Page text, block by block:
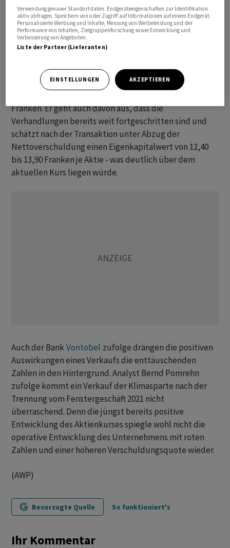
Allerdings plantArboniaden Verkauf der Klimasparte.
ZKB-Experte Martin Hüsler legt in der Beurteilung denn
auch seinen Fokus auf den anstehenden Verkauf der
zu einem möglichen Angebotspreis, angesichts der
Bewertung anderer Transaktionen im Sektor schätzt er
Franken. Er geht auch davon aus, dass die
Verhandlungen bereits weit fortgeschritten sind und
schätzt nach der Transaktion unter Abzug der
Nettoverschuldung einen Eigenkapitalwert von 12,40
bis 13,90 Franken je Aktie - was deutlich über dem
aktuellen Kurs liegen würde.
Auch der BankVontobel zufolge drängen die positiven
Auswirkungen eines Verkaufs die enttäuschenden
Zahlen in den Hintergrund. Analyst Bernd Pomrehn
zufolge kommt ein Verkauf der Klimasparte nach der
Trennung vom Fenstergeschäft 2021 nicht
überraschend. Denn die jüngst bereits positive
Entwicklung des Aktienkurses spiegle wohl nicht die
operative Entwicklung des Unternehmens mit roten
Zahlen und einer höheren Verschuldungsquote wieder.
(AWP)
Bevorzugte Quelle So funktioniert's
Ihr Kommentar
Verwendung genauer Standortdaten. Endgeräteeigenschaften zur Identifikation
aktiv abfragen. Speichern von oder Zugriff auf Informationen auf einem Endgerät.
Personalisierte Werbung und Inhalte, Messung von Werbeleistung und der
Performance von Inhalten, Zielgruppenforschung sowie Entwicklung und
Verbesserung von Angeboten.
Liste der Partner (Lieferanten)
EINSTELLUNGEN AKZEPTIEREN